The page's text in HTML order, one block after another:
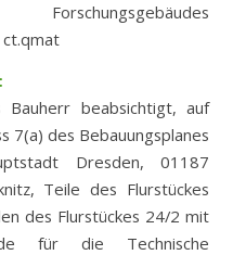
ct.qmat
Bauherr beabsichtigt, auf
7(a) des Bebauungsplanes
Dresden, 01187
Teile des Flurstückes
des Flurstückes 24/2 mit
für die Technische